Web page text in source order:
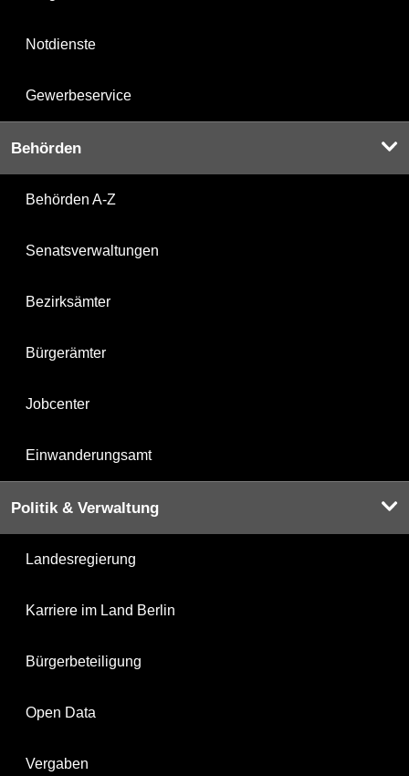
Notdienste
Gewerbeservice
Behörden
Behörden A-Z
Senatsverwaltungen
Bezirksämter
Bürgerämter
Jobcenter
Einwanderungsamt
Politik & Verwaltung
Landesregierung
Karriere im Land Berlin
Bürgerbeteiligung
Open Data
Vergaben